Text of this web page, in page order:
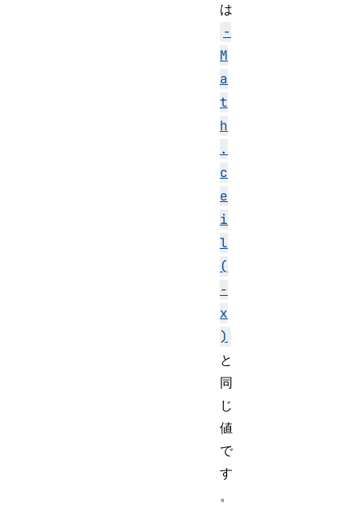
は
-
M
a
t
h
.
c
e
i
l
(
-
x
)
と
同
じ
値
で
す
。